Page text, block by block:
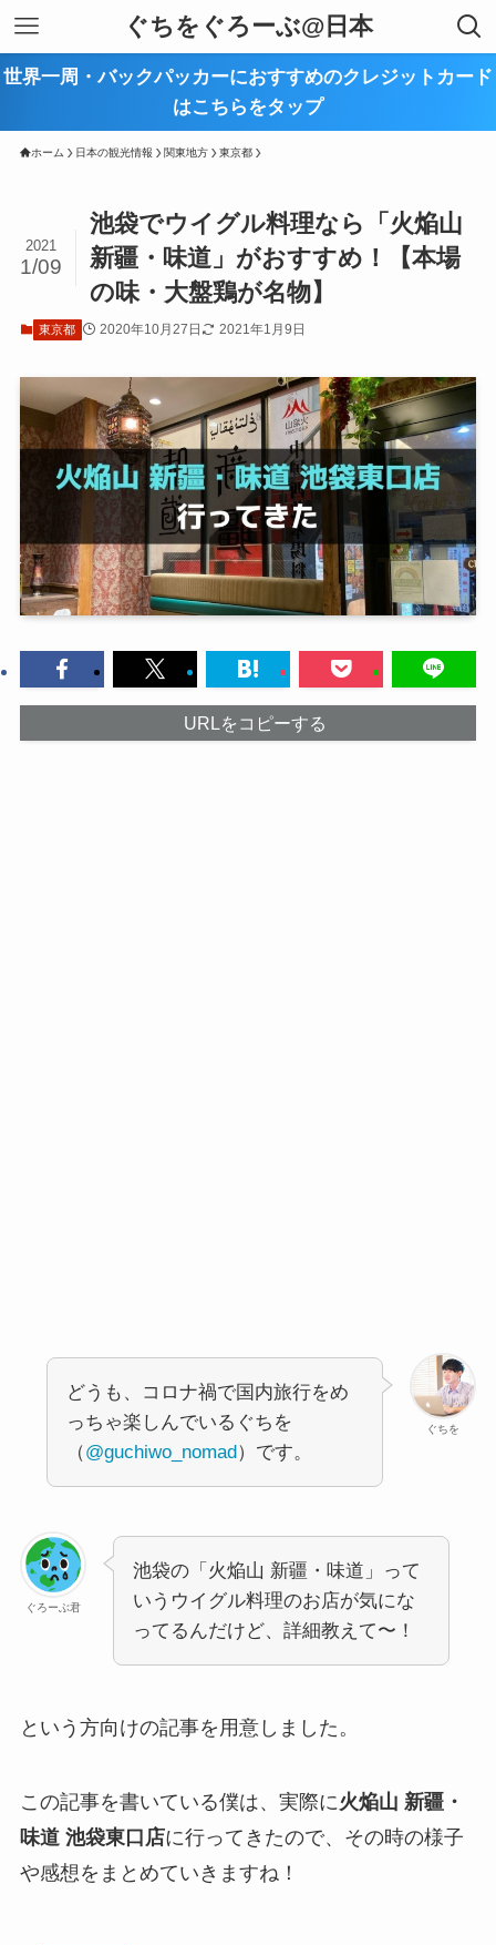
ぐちをぐろーぶ@日本
世界一周・バックパッカーにおすすめのクレジットカード
はこちらをタップ
ホーム 日本の観光情報 関東地方 東京都
池袋でウイグル料理なら「火焔山
新疆・味道」がおすすめ！【本場
の味・大盤鶏が名物】
2021
1/09
東京都 2020年10月27日 2021年1月9日
URLをコピーする
ぐちを
どうも、コロナ禍で国内旅行をめ
っちゃ楽しんでいるぐちを
（@guchiwo_nomad）です。
ぐろーぶ君
池袋の「火焔山 新疆・味道」って
いうウイグル料理のお店が気にな
ってるんだけど、詳細教えて〜！
という方向けの記事を用意しました。
この記事を書いている僕は、実際に火焔山 新疆・
味道 池袋東口店に行ってきたので、その時の様子
や感想をまとめていきますね！